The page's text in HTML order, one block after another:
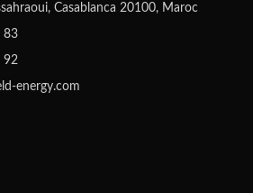
Casablanca 20100, Maroc
83
92
energy.com